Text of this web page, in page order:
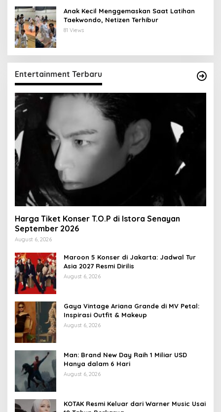
Anak Kecil Menggemaskan Saat Latihan
Taekwondo, Netizen Terhibur
81 Views
Entertainment Terbaru
Harga Tiket Konser T.O.P di Istora Senayan
September 2026
August 6, 2026
Maroon 5 Konser di Jakarta: Jadwal Tur
Asia 2027 Resmi Dirilis
August 6, 2026
Gaya Vintage Ariana Grande di MV Petal:
Inspirasi Outfit & Makeup
August 6, 2026
Man: Brand New Day Raih 1 Miliar USD
Hanya dalam 6 Hari
August 6, 2026
KOTAK Resmi Keluar dari Warner Music Usai